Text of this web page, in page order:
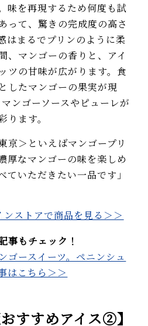
味を再現するため何度も試
って、驚きの完成度の高さ
はまるでプリンのように柔
、マンゴーの香りと、アイ
ツの甘味が広がります。食
したマンゴーの果実が現
ンゴーソースやピューレが
ります。
京＞といえばマンゴープリ
厚なマンゴーの味を楽しめ
ていただきたい一品です」
ストアで商品を見る＞＞
事もチェック！
ゴースイーツ。ペニンシュ
はこちら＞＞
すすめアイス②】